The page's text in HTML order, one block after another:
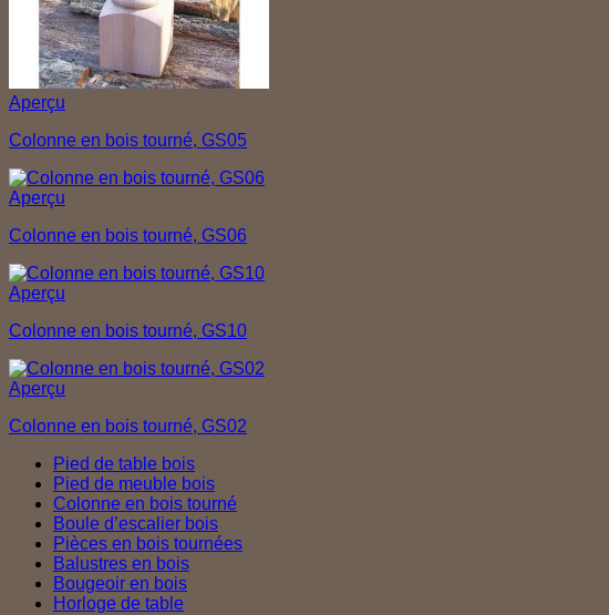
Aperçu
Colonne en bois tourné, GS05
Aperçu
Colonne en bois tourné, GS06
Aperçu
Colonne en bois tourné, GS10
Aperçu
Colonne en bois tourné, GS02
Pied de table bois
Pied de meuble bois
Colonne en bois tourné
Boule d’escalier bois
Pièces en bois tournées
Balustres en bois
Bougeoir en bois
Horloge de table